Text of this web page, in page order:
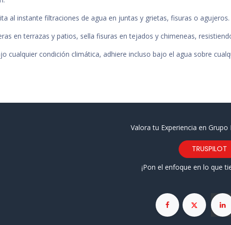
al instante filtraciones de agua en juntas y grietas, fisuras o
en terrazas y patios, sella fisuras en tejados y chimeneas,
cualquier condición climática, adhiere incluso bajo el agua sobre
Valora tu Experiencia en
TRUSPILOT
¡Pon el enfoque en lo que